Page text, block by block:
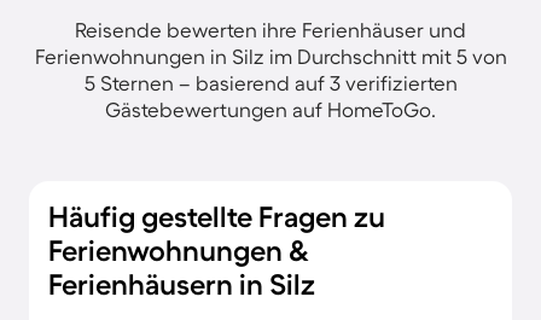
Reisende bewerten ihre Ferienhäuser und
Ferienwohnungen in Silz im Durchschnitt mit 5 von
5 Sternen – basierend auf 3 verifizierten
Gästebewertungen auf HomeToGo.
Häufig gestellte Fragen zu
Ferienwohnungen &
Ferienhäusern in Silz